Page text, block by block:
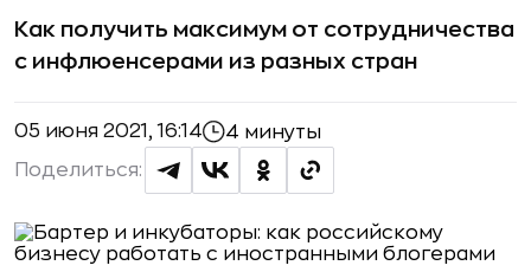
Как получить максимум от сотрудничества
с инфлюенсерами из разных стран
05 июня 2021, 16:14 4 минуты
Поделиться: